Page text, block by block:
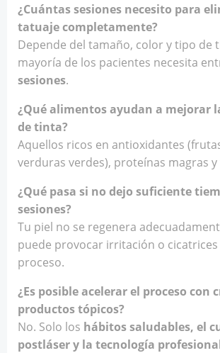
¿Cuántas sesiones necesito para
tatuaje completamente?
Depende del tamaño, color y tipo de
mayoría de los pacientes necesita
sesiones.
¿Qué alimentos ayudan a mejorar
de tinta?
Aquellos ricos en antioxidantes
verduras verdes), proteínas magras y
¿Qué pasa si no dejo suficiente
sesiones?
Tu piel no se regenera
puede provocar irritación o
proceso.
¿Es posible acelerar el proceso con
productos tópicos?
No. Solo los hábitos saludables, el
postláser y la tecnología